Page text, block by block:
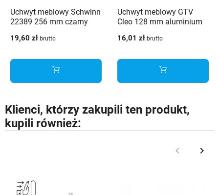
Uchwyt meblowy Schwinn
22389 256 mm czarny
19,60 zł brutto
Uchwyt meblowy GTV
Cleo 128 mm aluminium
16,01 zł brutto
Klienci, którzy zakupili ten produkt,
kupili również:
Poprzedni
keyboard_arrow_left keyboard_arrow_right